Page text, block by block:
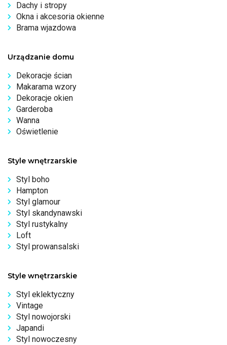
Dachy i stropy
Okna i akcesoria okienne
Brama wjazdowa
Urządzanie domu
Dekoracje ścian
Makarama wzory
Dekoracje okien
Garderoba
Wanna
Oświetlenie
Style wnętrzarskie
Styl boho
Hampton
Styl glamour
Styl skandynawski
Styl rustykalny
Loft
Styl prowansalski
Style wnętrzarskie
Styl eklektyczny
Vintage
Styl nowojorski
Japandi
Styl nowoczesny